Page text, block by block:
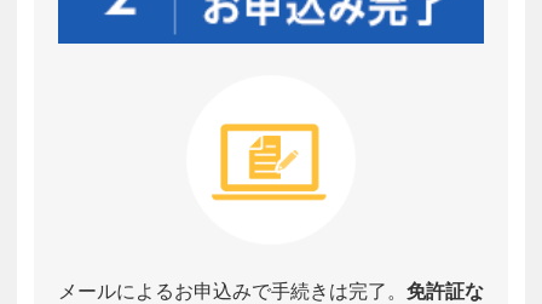
メールによるお申込みで手続きは完了。 免許証な